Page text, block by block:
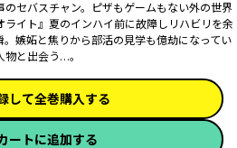
セバスチャン。ピザもゲームもない外の世界
イト』夏のインハイ前に故障しリハビリを余
嫉妬と焦りから部活の見学も億劫になってい
物と出会う…。
して全巻購入する
ートに追加する